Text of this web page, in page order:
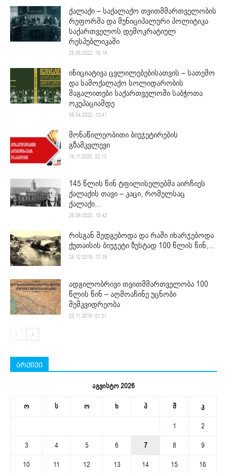
ქალაქი – საქალაქო თვითმმართველობის
რეფორმა და მუნიციპალური პოლიტიკა
საქართველოს დემოკრატიულ
რესპუბლიკაში
25.05.2022. 16:18
ინიციატივა ცვლილებებისათვის – სათემო
და სამოქალაქო სოლიდარობის
მაგალითები საქართველოში საბჭოთა
ოკუპაციამდე
05.04.2022. 13:41
მონაწილეობითი ბიუჯეტირების
გზამკვლევი
19.11.2020. 22:13
145 წლის წინ ტფილისელებმა აირჩიეს
ქალაქის თავი – კაცი, რომელსაც
ქალაქი...
28.04.2020. 15:42
რისგან შედგებოდა და რაში იხარჯებოდა
ქუთაისის ბიუჯეტი ზუსტად 100 წლის წინ,...
25.12.2019. 17:39
ადგილობრივი თვითმმართველობა 100
წლის წინ – აღმოაჩინე უცნობი
მემკვიდრეობა
23.11.2019. 01:31
არქივი
აგვისტო 2026
ო ს ო ხ პ შ კ
1
2
3
4 5 6 7 8
9
10
11 12 13 14 15
16